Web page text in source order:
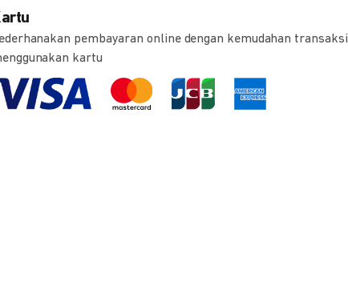
pembayaran online dengan kemudahan transaksi
kartu